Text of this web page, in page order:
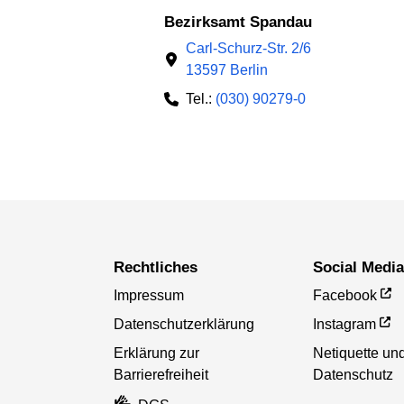
Bezirksamt Spandau
Carl-Schurz-Str. 2/6
13597 Berlin
Tel.: (030) 90279-0
Rechtliches
Impressum
Datenschutzerklärung
Erklärung zur
Barrierefreiheit
Social Media
Facebook
Instagram
Netiquette
Datenschutz